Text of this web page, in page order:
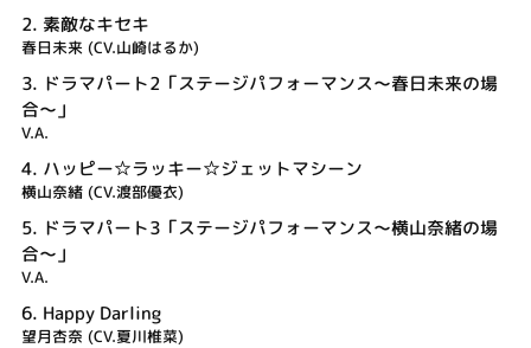
2. 素敵なキセキ
春日未来 (CV.山崎はるか)
3. ドラマパート2「ステージパフォーマンス～春日未来の場
合～」
V.A.
4. ハッピー☆ラッキー☆ジェットマシーン
横山奈緒 (CV.渡部優衣)
5. ドラマパート3「ステージパフォーマンス～横山奈緒の場
合～」
V.A.
6. Happy Darling
望月杏奈 (CV.夏川椎菜)